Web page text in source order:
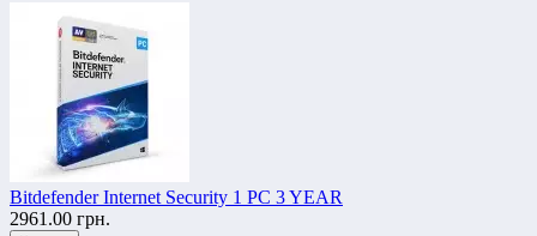
Bitdefender Internet Security 1 PC 3 YEAR
2961.00 грн.